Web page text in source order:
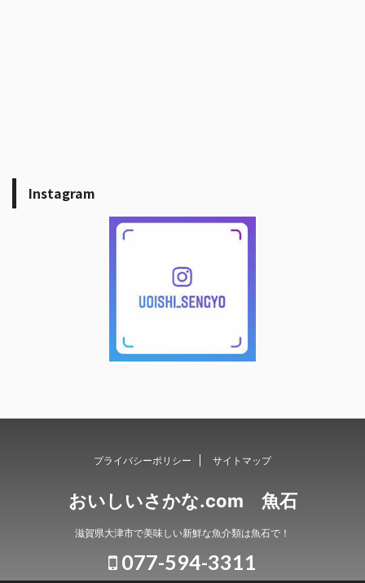
Instagram
プライバシーポリシー サイトマップ
おいしいさかな.com 魚石
滋賀県大津市で美味しい新鮮な魚介類は魚石で！
077-594-3311